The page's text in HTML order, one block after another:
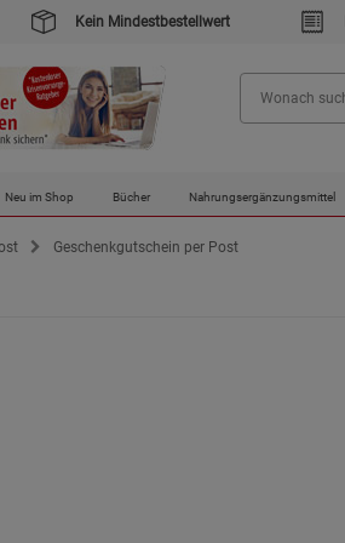
Kein Mindestbestellwert
Neu im Shop Bücher Nahrungsergänzungsmittel
Geschenkgutschein per Post